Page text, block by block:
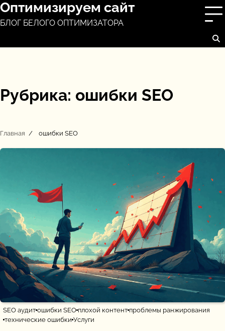
Перейти
к
Оптимизируем сайт
БЛОГ БЕЛОГО ОПТИМИЗАТОРА
Рубрика: ошибки SEO
Главная ошибки SEO
SEO аудит ошибки SEO плохой контент проблемы ранжирования
технические ошибки Услуги